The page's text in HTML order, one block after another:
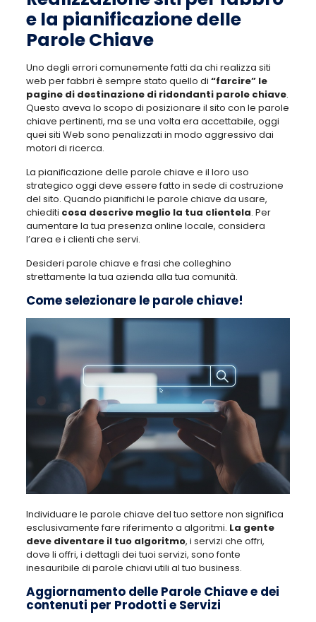
e la pianificazione delle
Parole Chiave
Uno degli errori comunemente fatti da chi realizza siti
web per fabbri è sempre stato quello di “farcire” le
pagine di destinazione di ridondanti parole chiave.
Questo aveva lo scopo di posizionare il sito con le parole
chiave pertinenti, ma se una volta era accettabile, oggi
quei siti Web sono penalizzati in modo aggressivo dai
motori di ricerca.
La pianificazione delle parole chiave e il loro uso
strategico oggi deve essere fatto in sede di costruzione
del sito. Quando pianifichi le parole chiave da usare,
chiediti cosa descrive meglio la tua clientela. Per
aumentare la tua presenza online locale, considera
l’area e i clienti che servi.
Desideri parole chiave e frasi che colleghino
strettamente la tua azienda alla tua comunità.
Come selezionare le parole chiave!
Individuare le parole chiave del tuo settore non significa
esclusivamente fare riferimento a algoritmi. La gente
deve diventare il tuo algoritmo, i servizi che offri,
dove li offri, i dettagli dei tuoi servizi, sono fonte
inesauribile di parole chiavi utili al tuo business.
Aggiornamento delle Parole Chiave e dei
contenuti per Prodotti e Servizi